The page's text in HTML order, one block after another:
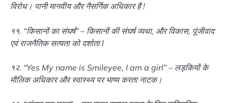
विरोध। पानी मानवीय और नैसर्गिक अधिकार है !
११. “किसानों का संघर्ष” – किसानों की संघर्ष व्यथा, और विकास, पूंजीवाद
एवं राजनैतिक सत्यता को दर्शाता l
१२. “Yes My name is Smileyee, I am a girl” – लड़कियों के
मौलिक अधिकार और स्वास्थ्य पर भाष्य करता नाटक।